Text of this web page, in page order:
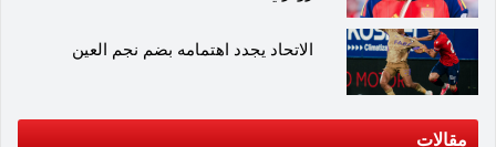
الاتحاد يجدد اهتمامه بضم نجم العين
مقالات